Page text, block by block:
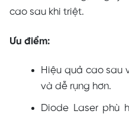
cao sau khi triệt.
Ưu điểm:
Hiệu quả cao sau
và dễ rụng hơn.
Diode Laser phù